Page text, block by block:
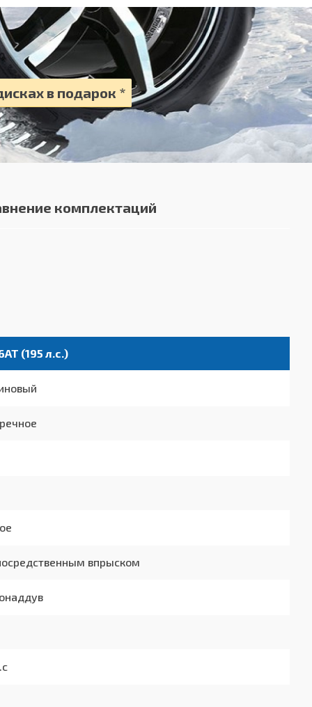
сиденье
в подарок *
комплектаций
(195 л.с.)
впрыском